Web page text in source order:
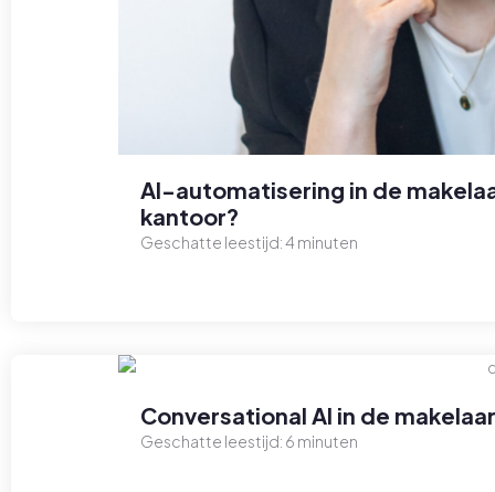
AI-automatisering in de
kantoor?
Geschatte leestijd:4 minuten
Conversational AI in de
Geschatte leestijd: 6 minuten